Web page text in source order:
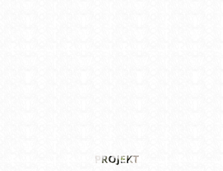
PROJEKT